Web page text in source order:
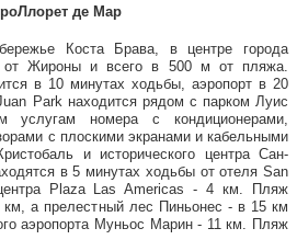
де Мар
Коста Брава, в центре города
Жироны и всего в 500 м от пляжа.
в 10 минутах ходьбы, аэропорт в 20
Park находится рядом с парком Луис
номера с кондиционерами,
с плоскими экранами и кабельными
и исторического центра Сан-
в 5 минутах ходьбы от отеля San
Plaza Las Americas - 4 км. Пляж
а прелестный лес Пиньонес - в 15 км
аэропорта Муньос Марин - 11 км. Пляж